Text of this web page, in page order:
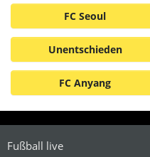
FC Seoul
Unentschieden
FC Anyang
Fußball live